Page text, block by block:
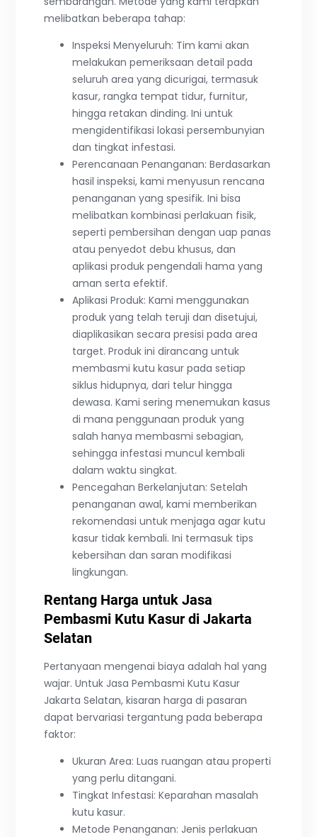
melibatkan beberapa tahap:
Inspeksi Menyeluruh: Tim kami akan
melakukan pemeriksaan detail pada
seluruh area yang dicurigai, termasuk
kasur, rangka tempat tidur, furnitur,
hingga retakan dinding. Ini untuk
mengidentifikasi lokasi persembunyian
dan tingkat infestasi.
Perencanaan Penanganan: Berdasarkan
hasil inspeksi, kami menyusun rencana
penanganan yang spesifik. Ini bisa
melibatkan kombinasi perlakuan fisik,
seperti pembersihan dengan uap panas
atau penyedot debu khusus, dan
aplikasi produk pengendali hama yang
aman serta efektif.
Aplikasi Produk: Kami menggunakan
produk yang telah teruji dan disetujui,
diaplikasikan secara presisi pada area
target. Produk ini dirancang untuk
membasmi kutu kasur pada setiap
siklus hidupnya, dari telur hingga
dewasa. Kami sering menemukan kasus
di mana penggunaan produk yang
salah hanya membasmi sebagian,
sehingga infestasi muncul kembali
dalam waktu singkat.
Pencegahan Berkelanjutan: Setelah
penanganan awal, kami memberikan
rekomendasi untuk menjaga agar kutu
kasur tidak kembali. Ini termasuk tips
kebersihan dan saran modifikasi
lingkungan.
Rentang Harga untuk Jasa
Pembasmi Kutu Kasur di Jakarta
Selatan
Pertanyaan mengenai biaya adalah hal yang
wajar. Untuk Jasa Pembasmi Kutu Kasur
Jakarta Selatan, kisaran harga di pasaran
dapat bervariasi tergantung pada beberapa
faktor:
Ukuran Area: Luas ruangan atau properti
yang perlu ditangani.
Tingkat Infestasi: Keparahan masalah
kutu kasur.
Metode Penanganan: Jenis perlakuan